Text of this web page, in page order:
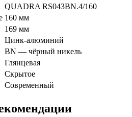
QUADRA RS043BN.4/160
160 мм
169 мм
Цинк-алюминий
BN — чёрный никель
Глянцевая
Скрытое
Современный